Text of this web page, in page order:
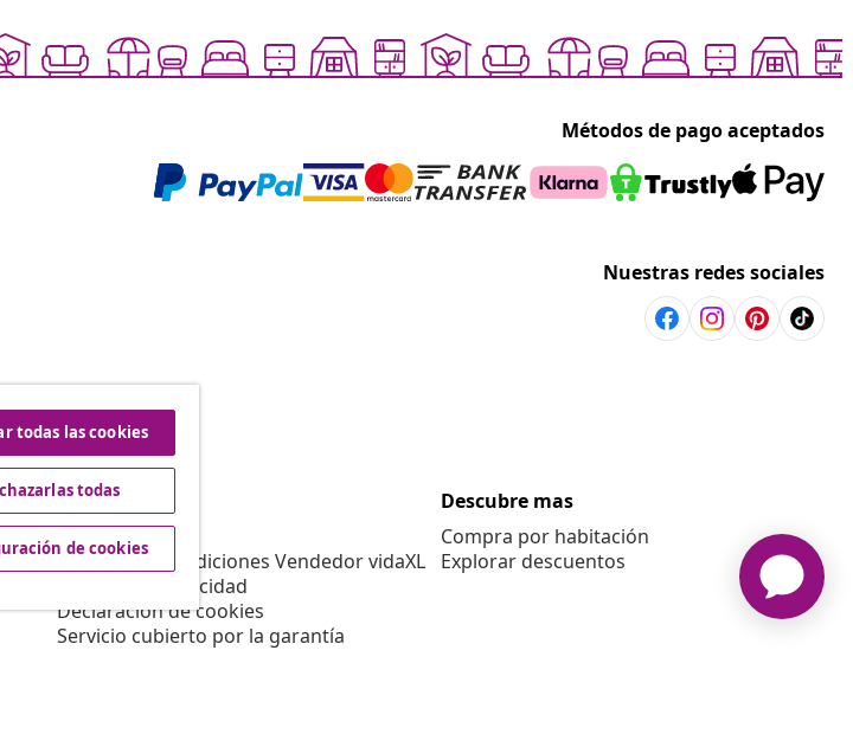
Métodos de pago aceptados
Nuestras redes sociales
vidaXL
Sobre vidaXL
Términos y Condiciones Vendedor vidaXL
Política de privacidad
Declaración de cookies
Servicio cubierto por la garantía
Descubre mas
Compra por habitación
Explorar descuentos
todas las cookies
todas
de cookies